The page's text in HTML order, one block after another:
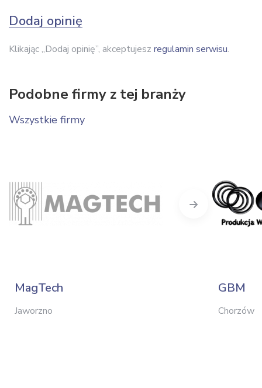
Dodaj opinię
Klikając „Dodaj opinię”, akceptujesz regulamin serwisu.
Podobne firmy z tej branży
Wszystkie firmy
MagTech
Jaworzno
GBM
Chorzów
Next